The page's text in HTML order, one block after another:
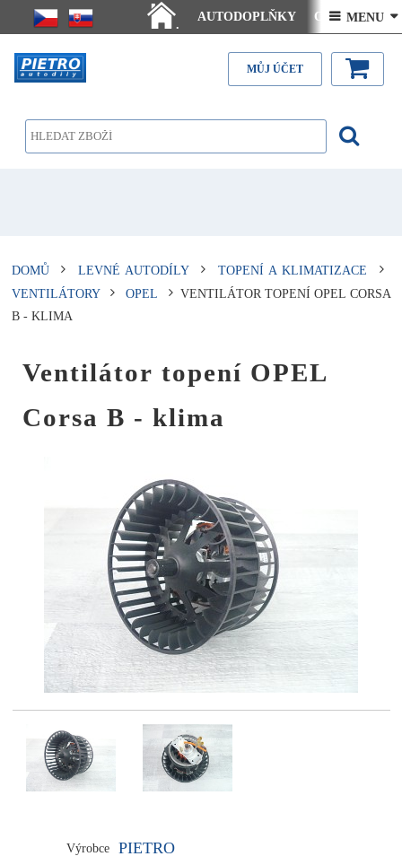
.
AUTODOPLŇKY Ceny doručení
Články - návody Kontakt
 MENU 
MŮJ ÚČET
DOMŮ LEVNÉ AUTODÍLY
TOPENÍ A KLIMATIZACE
VENTILÁTORY
OPEL
VENTILÁTOR TOPENÍ OPEL CORSA
B - KLIMA
Ventilátor topení OPEL
Corsa B - klima
Výrobce PIETRO